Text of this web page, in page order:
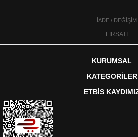
İADE / DEĞİŞİM
FIRSATI
KURUMSAL
KATEGORİLER
ETBİS